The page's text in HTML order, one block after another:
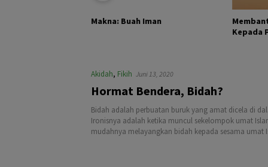
Makna: Buah Iman
Kepada
Akidah, Fikih Juni 13, 2020
Hormat Bendera, Bidah?
Bidah adalah perbuatan buruk yang amat dicela di
Ironisnya adalah ketika muncul sekelompok umat
mudahnya melayangkan bidah kepada sesama umat